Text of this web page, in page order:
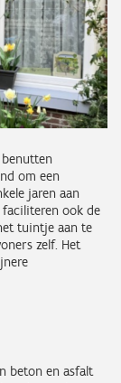
om een
jaren aan
faciliteren ook de
tuintje aan te
zelf. Het
beton en asfalt